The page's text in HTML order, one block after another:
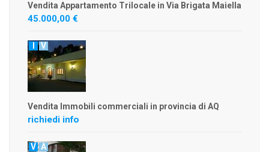
Vendita Appartamento Trilocale in Via Brigata Maiella
45.000,00 €
V
Vendita Immobili commerciali in provincia di AQ
richiedi info
V A